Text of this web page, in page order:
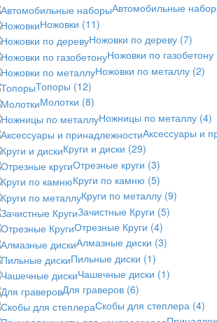
Автомобильные
Ножовки (11)
Ножовки по дереву (7)
Ножовки по газобетону
Ножовки по металлу (2)
Топоры (12)
Молотки (8)
Ножницы по металлу (4)
Аксессуары и
Круги и диски (29)
Отрезные круги (3)
Круги по камню (5)
Круги по металлу (9)
Зачистные Круги (5)
Отрезные Круги (4)
Алмазные диски (3)
Пильные диски (1)
Чашечные диски (1)
Для граверов (6)
Скобы для степлера (4)